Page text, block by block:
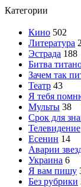
Категории
Кино 502
Литература
Эстрада 188
Битва
Зачем так
Театр 43
Я тебя
Мульты 38
Срок для
Телевидение
Есенин 14
Аварии
Украина 6
Я вам пишу
Без рубрики